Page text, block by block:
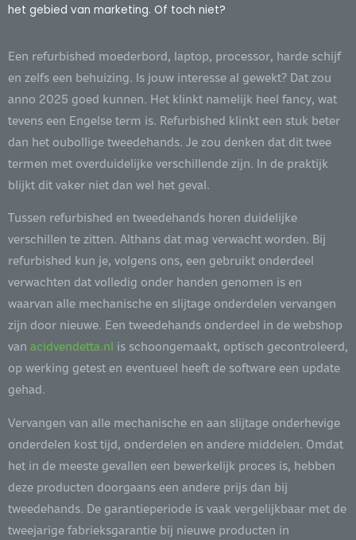
het gebied van marketing. Of toch niet?
Een refurbished moederbord, laptop, processor, harde schijf
en zelfs een behuizing. Is jouw interesse al gewekt? Dat zou
anno 2025 goed kunnen. Het klinkt namelijk heel fancy, wat
tevens een Engelse term is. Refurbished klinkt een stuk beter
dan het oubollige tweedehands. Je zou denken dat dit twee
termen met overduidelijke verschillende zijn. In de praktijk
blijkt dit vaker niet dan wel het geval.
Tussen refurbished en tweedehands horen duidelijke
verschillen te zitten. Althans dat mag verwacht worden. Bij
refurbished kun je, volgens ons, een gebruikt onderdeel
verwachten dat volledig onder handen genomen is en
waarvan alle mechanische en slijtage onderdelen vervangen
zijn door nieuwe. Een tweedehands onderdeel in de webshop
van acidvendetta.nl is schoongemaakt, optisch gecontroleerd,
op werking getest en eventueel heeft de software een update
gehad.
Vervangen van alle mechanische en aan slijtage onderhevige
onderdelen kost tijd, onderdelen en andere middelen. Omdat
het in de meeste gevallen een bewerkelijk proces is, hebben
deze producten doorgaans een andere prijs dan bij
tweedehands. De garantieperiode is vaak vergelijkbaar met de
tweejarige fabrieksgarantie bij nieuwe producten in